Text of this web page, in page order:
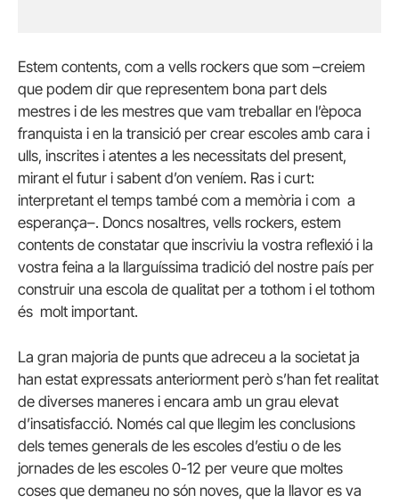
Estem contents, com a vells rockers que som –creiem
que podem dir que representem bona part dels
mestres i de les mestres que vam treballar en l’època
franquista i en la transició per crear escoles amb cara i
ulls, inscrites i atentes a les necessitats del present,
mirant el futur i sabent d’on veníem. Ras i curt:
interpretant el temps també com a memòria i com a
esperança–. Doncs nosaltres, vells rockers, estem
contents de constatar que inscriviu la vostra reflexió i la
vostra feina a la llarguíssima tradició del nostre país per
construir una escola de qualitat per a tothom i el tothom
és molt important.
La gran majoria de punts que adreceu a la societat ja
han estat expressats anteriorment però s’han fet realitat
de diverses maneres i encara amb un grau elevat
d’insatisfacció. Només cal que llegim les conclusions
dels temes generals de les escoles d’estiu o de les
jornades de les escoles 0-12 per veure que moltes
coses que demaneu no són noves, que la llavor es va